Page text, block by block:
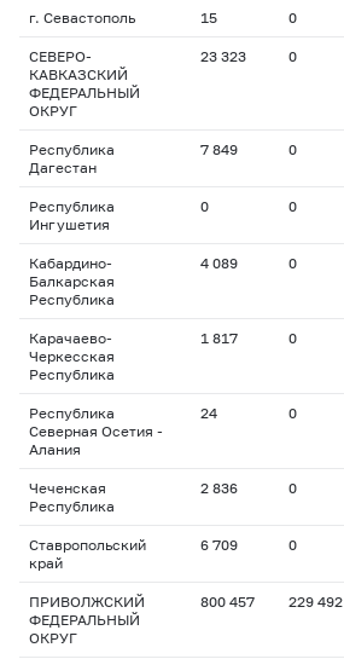
г. Севастополь 15 0
СЕВЕРО-
КАВКАЗСКИЙ
ФЕДЕРАЛЬНЫЙ
ОКРУГ
23 323 0
Республика
Дагестан
7 849 0
Республика
Ингушетия
0 0
Кабардино-
Балкарская
Республика
4 089 0
Карачаево-
Черкесская
Республика
1 817 0
Республика
Северная Осетия -
Алания
24 0
Чеченская
Республика
2 836 0
Ставропольский
край
6 709 0
ПРИВОЛЖСКИЙ
ФЕДЕРАЛЬНЫЙ
ОКРУГ
800 457 229 492